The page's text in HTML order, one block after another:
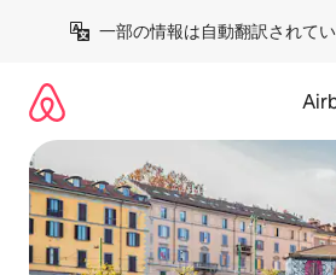
一部の情報は自動翻訳されてい